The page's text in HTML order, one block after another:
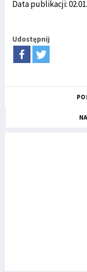
Data publikacji:
Udostępnij